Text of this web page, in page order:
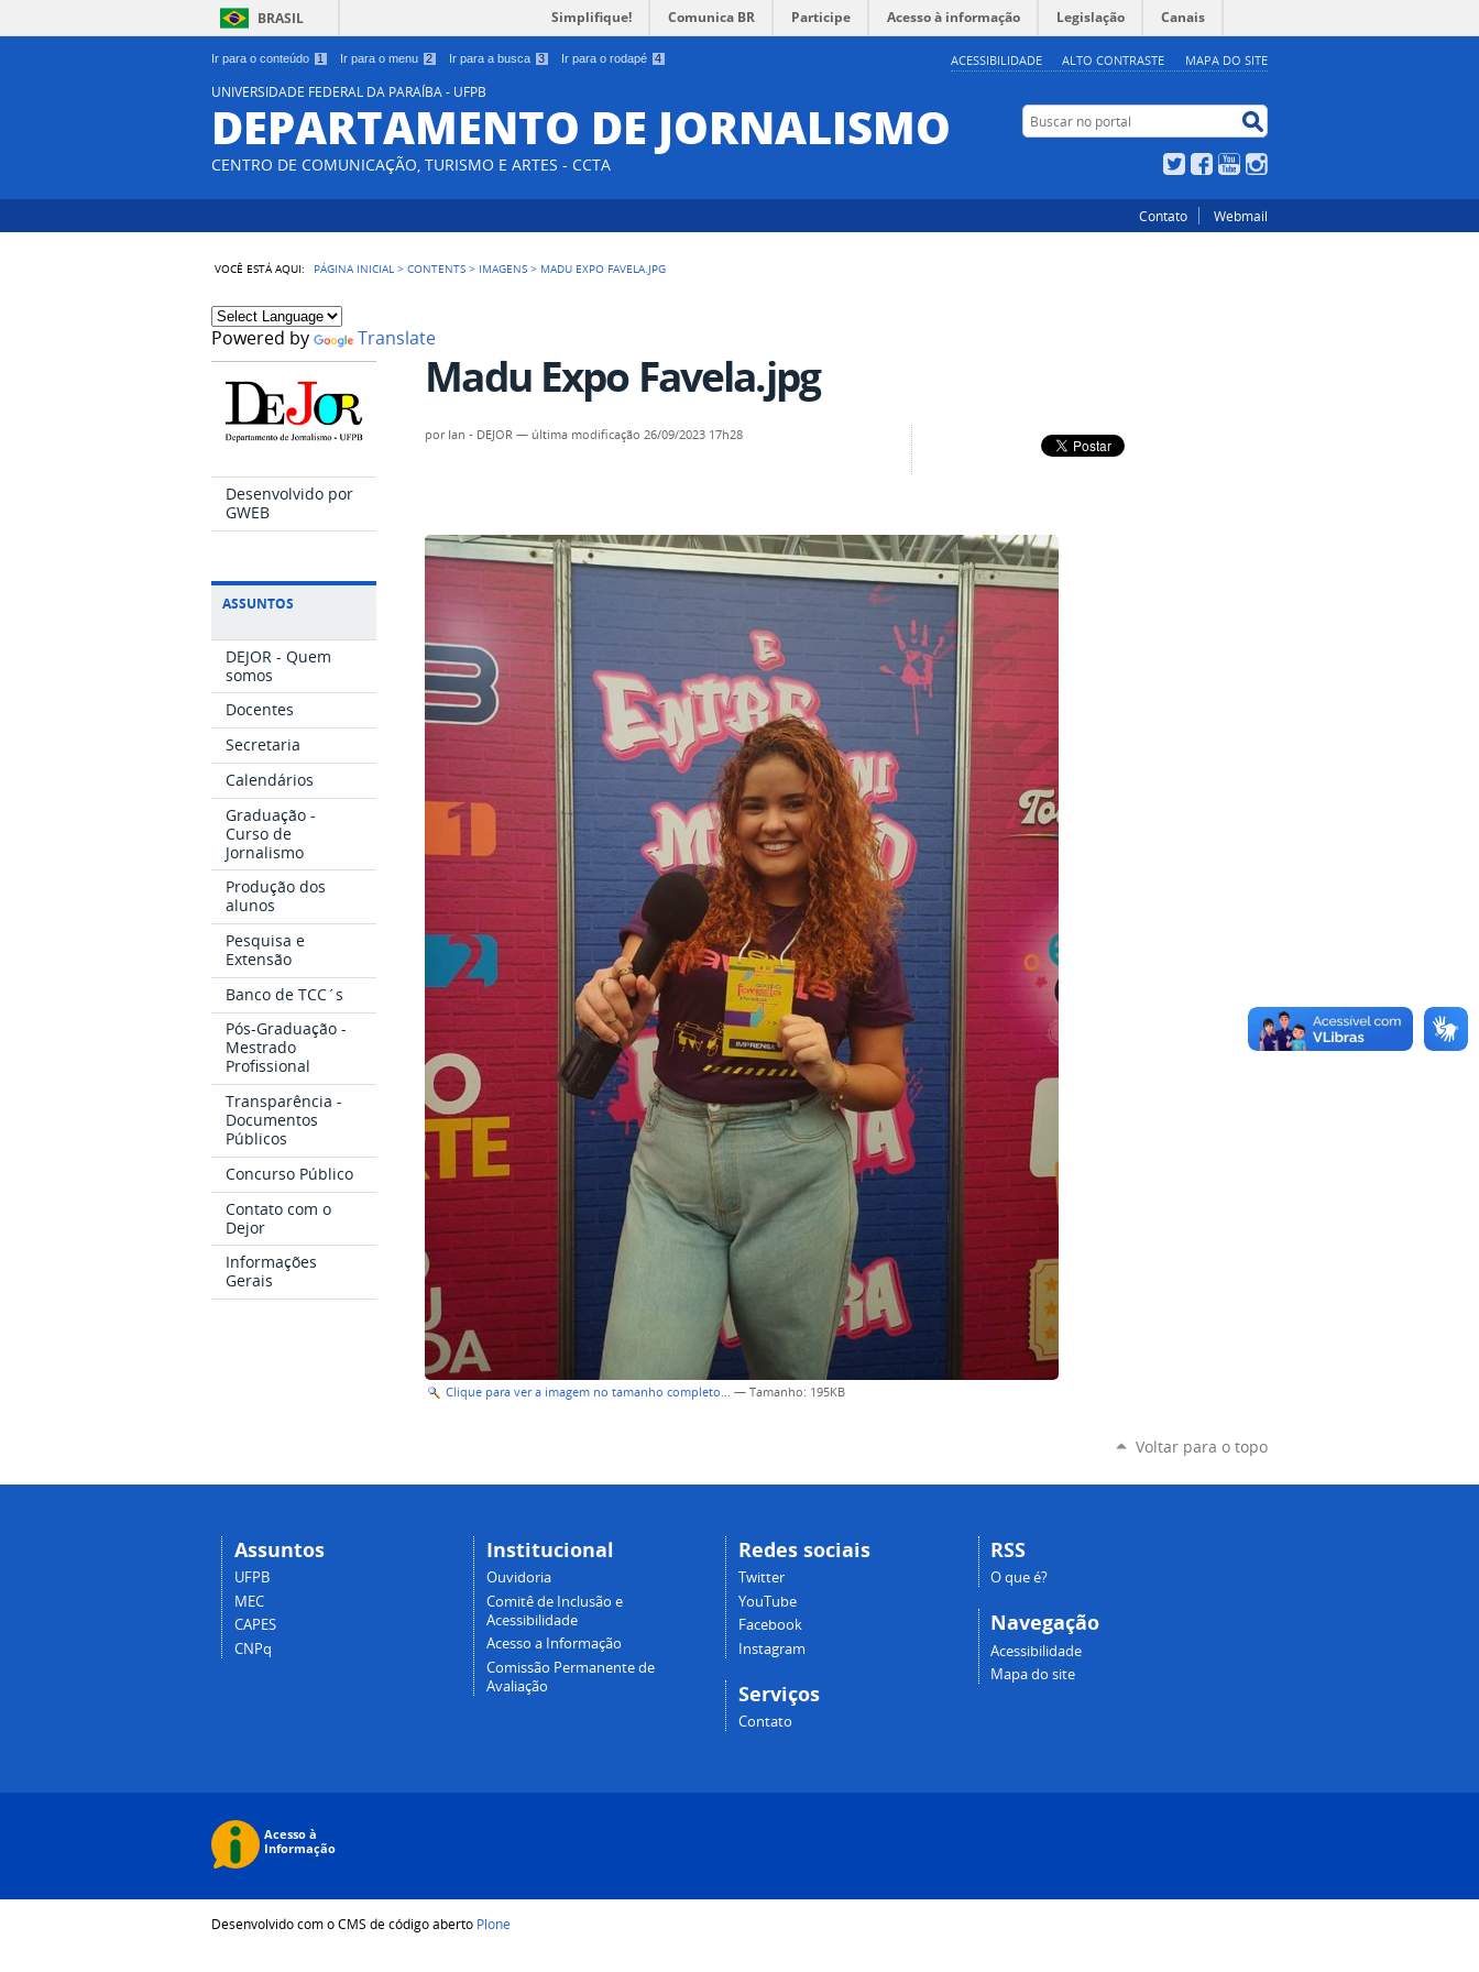
Ir para o conteúdo 1 Ir para o menu 2 Ir para a busca 3 Ir para o rodapé 4 ACESSIBILIDADE ALTO CONTRASTE MAPA DO SITE
BRASIL Simplifique! Comunica BR Participe Acesso à informação Legislação Canais
UNIVERSIDADE FEDERAL DA PARAÍBA - UFPB
DEPARTAMENTO DE JORNALISMO
CENTRO DE COMUNICAÇÃO, TURISMO E ARTES - CCTA
Buscar no portal
TwitterFacebookYouTube
Contato Webmail
VOCÊ ESTÁ AQUI: PÁGINA INICIAL >CONTENTS > IMAGENS > MADU EXPO FAVELA.JPG
Powered by Translate
Desenvolvido por
GWEB
ASSUNTOS
DEJOR - Quem
somos
Docentes
Secretaria
Calendários
Graduação -
Curso de
Jornalismo
Produção dos
alunos
Pesquisa e
Extensão
Banco de TCC´s
Pós-Graduação -
Mestrado
Profissional
Transparência -
Documentos
Públicos
Concurso Público
Contato com o
Dejor
Informações
Gerais
Madu Expo Favela.jpg
por Ian - DEJOR — última modificação 26/09/2023 17h28
Clique para ver a imagem no tamanho completo… —Tamanho: 195KB
Voltar para o topo
Assuntos
UFPB
MEC
CAPES
CNPq
Institucional
Ouvidoria
Comitê de Inclusão e
Acessibilidade
Acesso a Informação
Comissão Permanente de
Avaliação
Redes sociais
Twitter
YouTube
Facebook
Instagram
Serviços
Contato
RSS
O que é?
Navegação
Acessibilidade
Mapa do site
Desenvolvido com o CMS de código aberto Plone